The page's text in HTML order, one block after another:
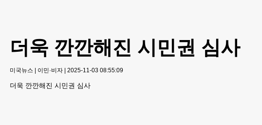
더욱 깐깐해진 시민권 심사
미국뉴스 | 이민·비자 | 2025-11-03 08:55:09
더욱 깐깐해진 시민권 심사